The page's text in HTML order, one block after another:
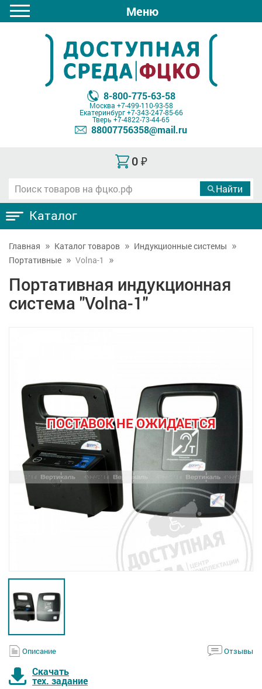
Меню
8-800-775-63-58
Москва +7-499-110-93-58
Екатеринбург+7-343-247-85-66
Тверь +7-4822-73-44-65
88007756358@mail.ru
0 ₽
Каталог
Главная Каталог товаров
Индукционные системы
Портативные
Volna-1
Портативная индукционная
система "Volna-1"
ПОСТАВОК НЕ ОЖИДАЕТСЯ
Описание Отзывы
Скачать
тех. задание